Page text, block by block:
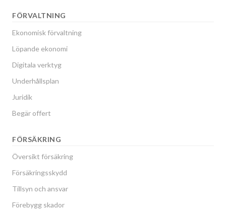
FÖRVALTNING
Ekonomisk förvaltning
Löpande ekonomi
Digitala verktyg
Underhållsplan
Juridik
Begär offert
FÖRSÄKRING
Översikt försäkring
Försäkringsskydd
Tillsyn och ansvar
Förebygg skador